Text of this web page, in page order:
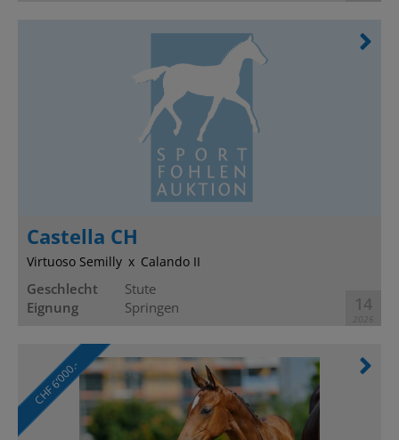
Castella CH
Virtuoso Semilly Calando II
Geschlecht
Stute
Eignung
Springen 14
CHF 6’000.-